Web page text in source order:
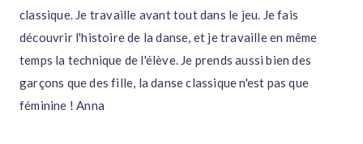
classique. Je travaille avant tout dans le jeu. Je fais
découvrir l'histoire de la danse, et je travaille en même
temps la technique de l'élève. Je prends aussi bien des
garçons que des fille, la danse classique n'est pas que
féminine ! Anna